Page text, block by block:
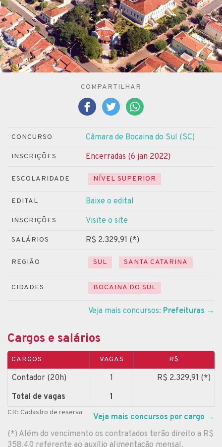
COMPARTILHAR
CONCURSO Câmara de Bocaina do Sul (SC)
INSCRIÇÕES Encerradas (6 jan 2022)
ESCOLARIDADE NÍVEL SUPERIOR
EDITAL Baixe o edital
INSCRIÇÕES Visite o site
SALÁRIOS R$ 2.329,91 (*)
REGIÃO SUL SANTA CATARINA
CIDADES BOCAINA DO SUL
Veja mais concursos: Prefeituras →
Cargos e salários
CARGOS VAGAS R$
Contador (20h) 1
R$ 2.329,91 (*)
Total de vagas
1
CR: Cadastro de reserva Veja mais concursos por cargo →
(*) Além do vencimento os contratados terão direito a R$
358,40 referente ao auxílio alimentação mensal.